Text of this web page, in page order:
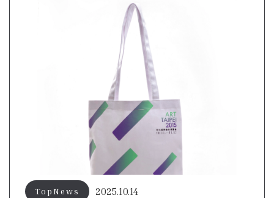
2025.10.14
TopNews